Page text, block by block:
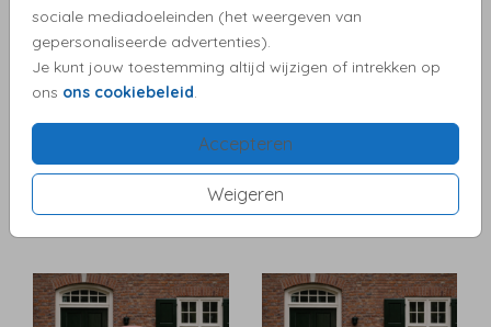
sociale mediadoeleinden (het weergeven van
gepersonaliseerde advertenties).
Je kunt jouw toestemming altijd wijzigen of intrekken op
ons ons cookiebeleid.
Accepteren
Weigeren